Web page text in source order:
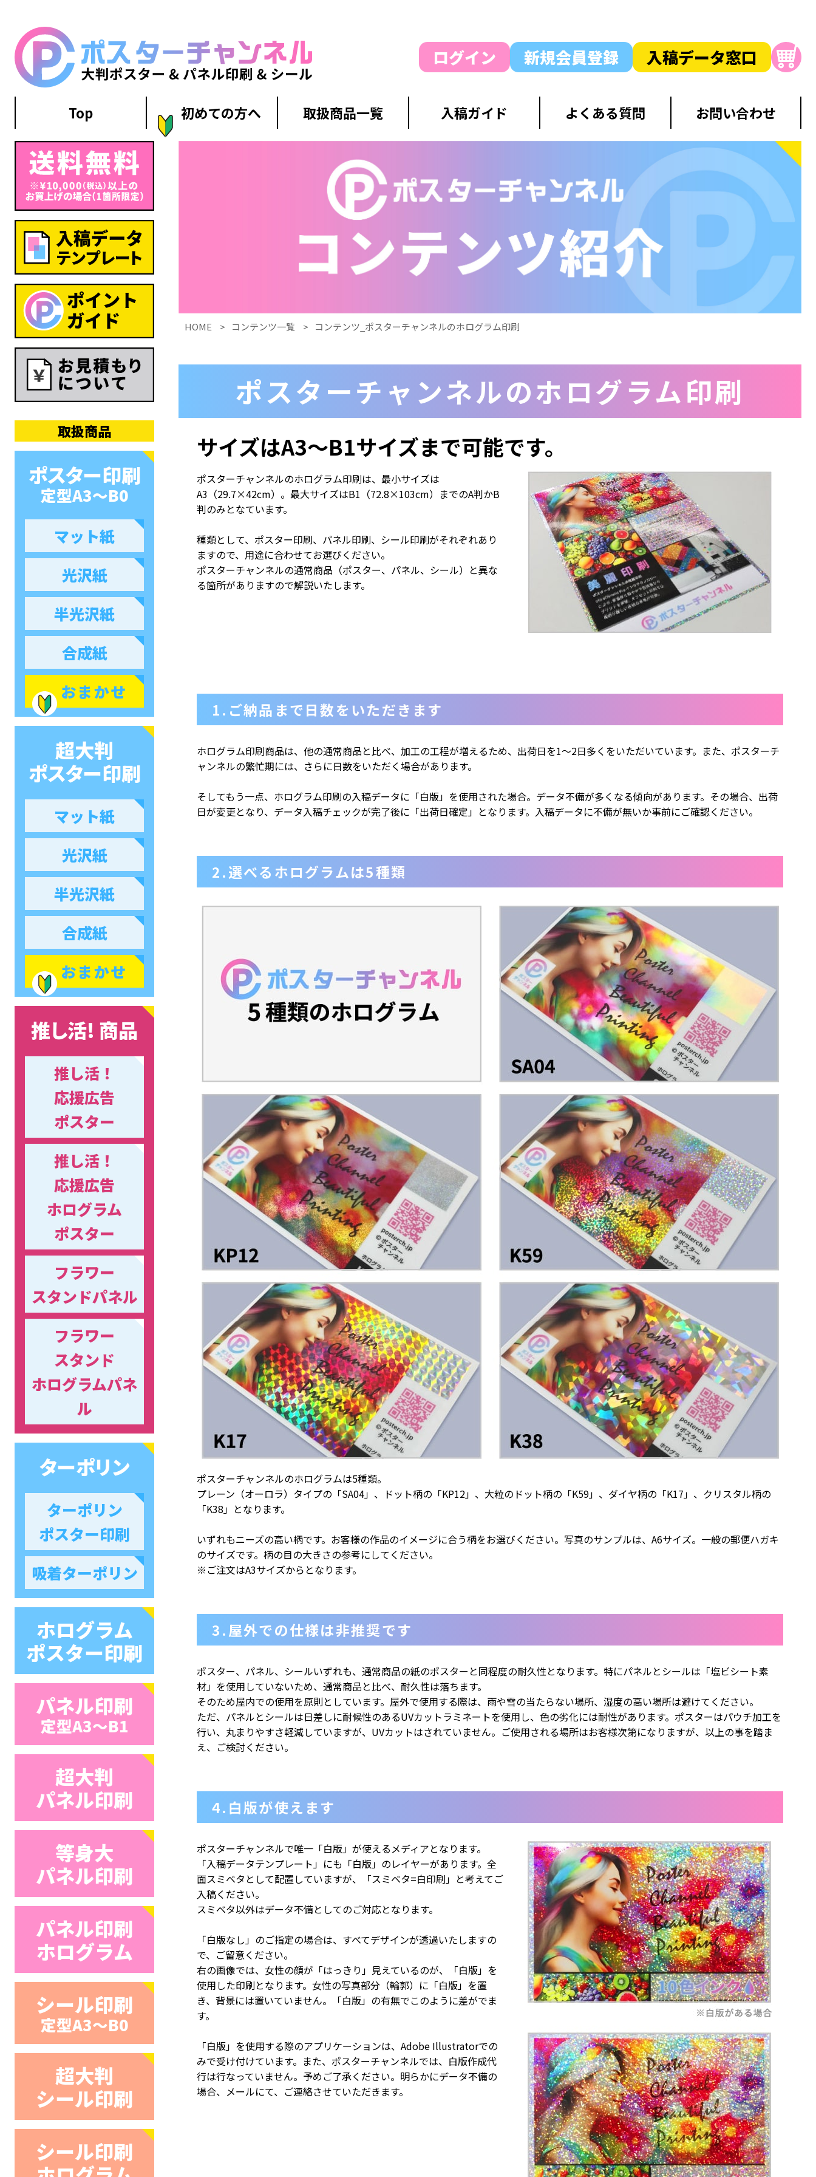
ログイン 新規会員登録 入稿データ窓口
Top 初めての方へ 取扱商品一覧 入稿ガイド よくある質問 お問い合わせ
取扱商品
ポスター印刷
定型A3〜B0
マット紙
光沢紙
半光沢紙
合成紙
おまかせ
超大判
ポスター印刷
マット紙
光沢紙
半光沢紙
合成紙
おまかせ
推し活! 商品
推し活！
応援広告
ポスター
推し活！
応援広告
ホログラム
ポスター
フラワー
スタンドパネル
フラワー
スタンド
ホログラムパネ
ル
ターポリン
ターポリン
ポスター印刷
吸着ターポリン
ホログラム
ポスター印刷
パネル印刷
定型A3〜B1
超大判
パネル印刷
等身大
パネル印刷
パネル印刷
ホログラム
シール印刷
定型A3〜B0
超大判
シール印刷
シール印刷
HOME コンテンツ一覧 コンテンツ_ポスターチャンネルのホログラム印刷
ポスターチャンネルのホログラム印刷
サイズはA3〜B1サイズまで可能です。
ポスターチャンネルのホログラム印刷は、最小サイズは
A3（29.7×42cm）。最大サイズはB1（72.8×103cm）までのA判かB
判のみとなています。
種類として、ポスター印刷、パネル印刷、シール印刷がそれぞれあり
ますので、用途に合わせてお選びください。
ポスターチャンネルの通常商品（ポスター、パネル、シール）と異な
る箇所がありますので解説いたします。
1.ご納品まで日数をいただきます
ホログラム印刷商品は、他の通常商品と比べ、加工の工程が増えるため、出荷日を1〜2日多くをいただいています。また、ポスターチ
ャンネルの繁忙期には、さらに日数をいただく場合があります。
そしてもう一点、ホログラム印刷の入稿データに「白版」を使用された場合。データ不備が多くなる傾向があります。その場合、出荷
日が変更となり、データ入稿チェックが完了後に「出荷日確定」となります。入稿データに不備が無いか事前にご確認ください。
2.選べるホログラムは5種類
ポスターチャンネルのホログラムは5種類。
プレーン（オーロラ）タイプの「SA04」、ドット柄の「KP12」、大粒のドット柄の「K59」、ダイヤ柄の「K17」、クリスタル柄の
「K38」となります。
いずれもニーズの高い柄です。お客様の作品のイメージに合う柄をお選びください。写真のサンプルは、A6サイズ。一般の郵便ハガキ
のサイズです。柄の目の大きさの参考にしてください。
※ご注文はA3サイズからとなります。
3.屋外での仕様は非推奨です
ポスター、パネル、シールいずれも、通常商品の紙のポスターと同程度の耐久性となります。特にパネルとシールは「塩ビシート素
材」を使用していないため、通常商品と比べ、耐久性は落ちます。
そのため屋内での使用を原則としています。屋外で使用する際は、雨や雪の当たらない場所、湿度の高い場所は避けてください。
ただ、パネルとシールは日差しに耐候性のあるUVカットラミネートを使用し、色の劣化には耐性があります。ポスターはパウチ加工を
行い、丸まりやすさ軽減していますが、UVカットはされていません。ご使用される場所はお客様次第になりますが、以上の事を踏ま
え、ご検討ください。
4.白版が使えます
ポスターチャンネルで唯一「白版」が使えるメディアとなります。
「入稿データテンプレート」にも「白版」のレイヤーがあります。全
面スミベタとして配置していますが、「スミベタ=白印刷」と考えてご
入稿ください。
スミベタ以外はデータ不備としてのご対応となります。
「白版なし」のご指定の場合は、すべてデザインが透過いたしますの
で、ご留意ください。
右の画像では、女性の顔が「はっきり」見えているのが、「白版」を
使用した印刷となります。女性の写真部分（輪郭）に「白版」を置
き、背景には置いていません。「白版」の有無でこのように差がでま
す。
「白版」を使用する際のアプリケーションは、Adobe Illustratorでの
みで受け付けています。また、ポスターチャンネルでは、白版作成代
行は行なっていません。予めご了承ください。明らかにデータ不備の
場合、メールにて、ご連絡させていただきます。